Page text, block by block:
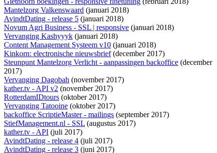
Mantelzorg Valkenswaard (januari 2018)
AvindtDating - release 5 (januari 2018)
Novum Agri Business - SSL | responsive (januari 2018)
Vervanging Kashyyyk (januari 2018)
Content Management Systeem v10 (januari 2018)
Kinkorn: electronische nieuwsbrief(december 2017)
Steunpunt Mantelzorg Verlicht - aanpassingen backoffice (december
2017)
Vervanging Dagobah (november 2017)
kather.tv - API v2 (november 2017)
RotterdamIDtours (oktober 2017)
Vervanging Tatooine (oktober 2017)
backoffice ScriptieMaster - mailings (september 2017)
StiefManagement.nl - SSL (augustus 2017)
kather.tv - API (juli 2017)
AvindtDating - release 4 (juli 2017)
AvindtDating - release 3 (juni 2017)